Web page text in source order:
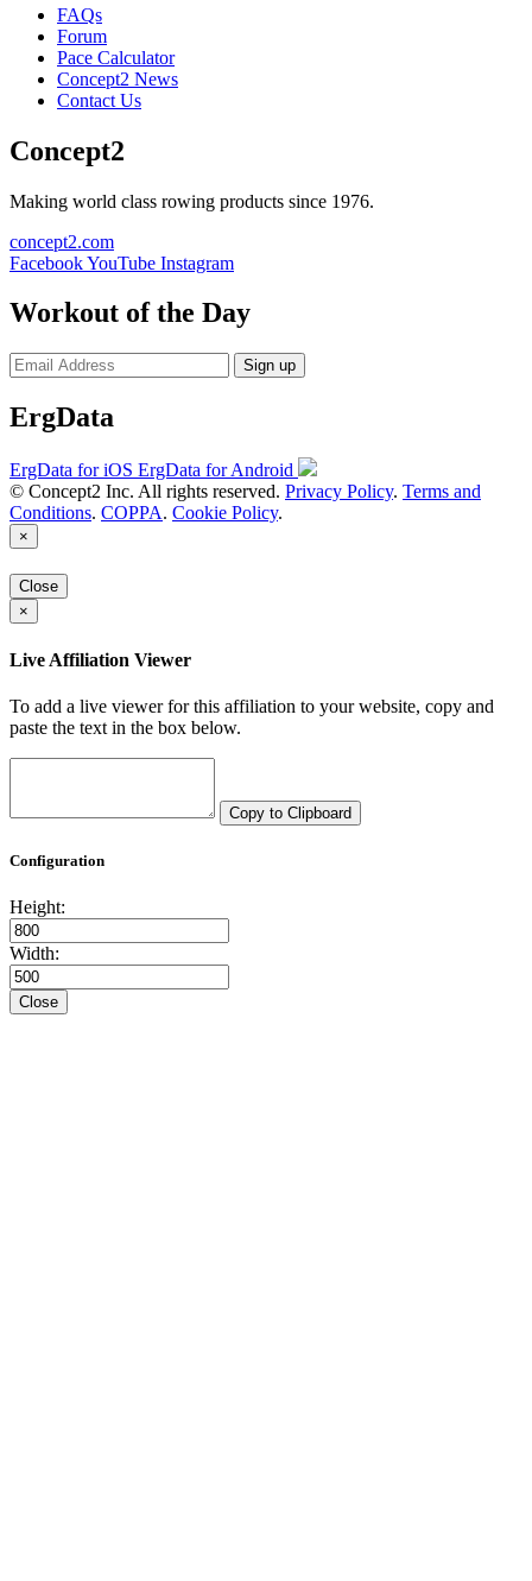
FAQs
Forum
Pace Calculator
Concept2 News
Contact Us
Concept2
Making world class rowing products since 1976.
concept2.com
FacebookYouTube Instagram
Workout of the Day
Sign up
ErgData
ErgData for iOS ErgData for Android
© Concept2 Inc. All rights reserved. Privacy Policy. Terms and
Conditions. COPPA. Cookie Policy.
×
Close
×
Live Affiliation Viewer
To add a live viewer for this affiliation to your website, copy and
paste the text in the box below.
Copy to Clipboard
Configuration
Height:
Width:
Close